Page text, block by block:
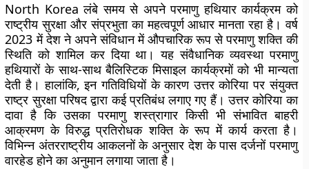
North Korea लंबे समय से अपने परमाणु हथियार कार्यक्रम को
राष्ट्रीय सुरक्षा और संप्रभुता का महत्वपूर्ण आधार मानता रहा है। वर्ष
2023 में देश ने अपने संविधान में औपचारिक रूप से परमाणु शक्ति की
स्थिति को शामिल कर दिया था। यह संवैधानिक व्यवस्था परमाणु
हथियारों के साथ-साथ बैलिस्टिक मिसाइल कार्यक्रमों को भी मान्यता
देती है। हालांकि, इन गतिविधियों के कारण उत्तर कोरिया पर संयुक्त
राष्ट्र सुरक्षा परिषद द्वारा कई प्रतिबंध लगाए गए हैं। उत्तर कोरिया का
दावा है कि उसका परमाणु शस्त्रागार किसी भी संभावित बाहरी
आक्रमण के विरुद्ध प्रतिरोधक शक्ति के रूप में कार्य करता है।
विभिन्न अंतरराष्ट्रीय आकलनों के अनुसार देश के पास दर्जनों परमाणु
वारहेड होने का अनुमान लगाया जाता है।